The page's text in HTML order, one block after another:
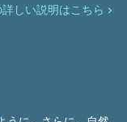
しい説明はこちら